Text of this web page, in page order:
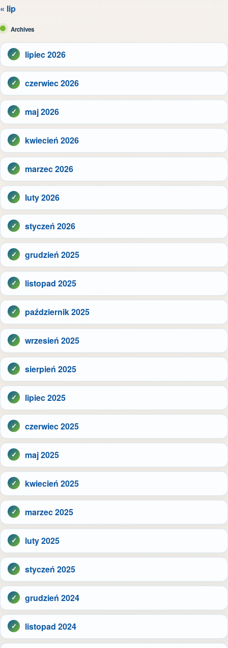
« lip
Archives
lipiec 2026
czerwiec 2026
maj 2026
kwiecień 2026
marzec 2026
luty 2026
styczeń 2026
grudzień 2025
listopad 2025
październik 2025
wrzesień 2025
sierpień 2025
lipiec 2025
czerwiec 2025
maj 2025
kwiecień 2025
marzec 2025
luty 2025
styczeń 2025
grudzień 2024
listopad 2024